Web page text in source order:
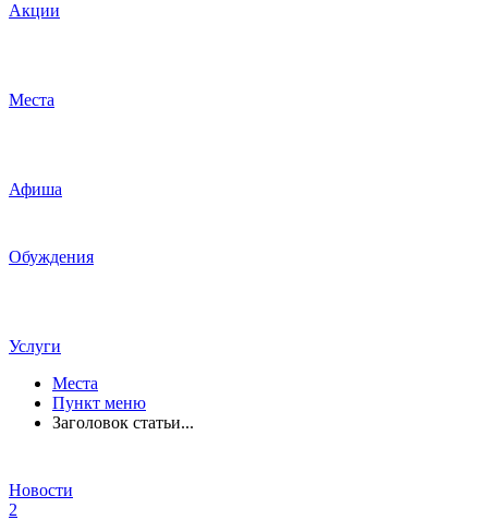
Акции
Места
Афиша
Обуждения
Услуги
Места
Пункт меню
Заголовок статьи...
Новости
2